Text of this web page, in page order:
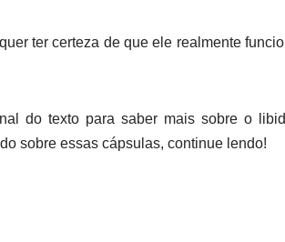
ter certeza de que ele realmente
do texto para saber mais sobre o
sobre essas cápsulas, continue lendo!